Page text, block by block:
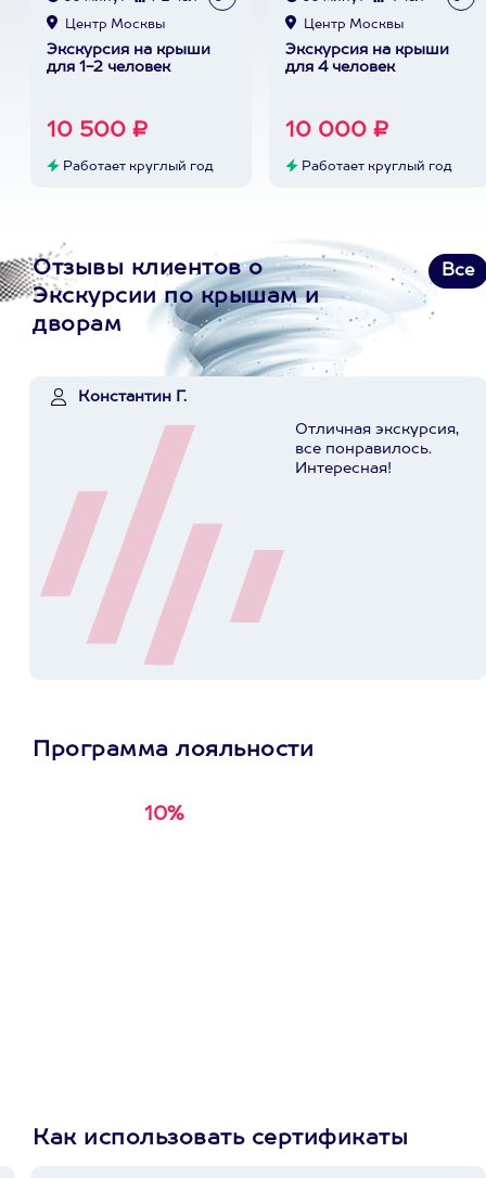
Центр Москвы
Экскурсия на крыши
для 1-2 человек
10 500 ₽
Работает круглый год
Центр Москвы
Экскурсия на крыши
для 4 человек
10 000 ₽
Работает круглый год
Отзывы клиентов о
Экскурсии по крышам и
дворам
Все
Константин Г.
Отличная экскурсия,
все понравилось.
Интересная!
Программа лояльности
10%
Как использовать сертификаты